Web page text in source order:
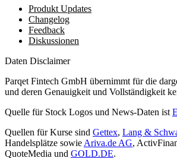
Produkt Updates
Changelog
Feedback
Diskussionen
Daten Disclaimer
Parqet Fintech GmbH übernimmt für die
und deren Genauigkeit und Vollständigkeit
Quelle für Stock Logos und News-Daten ist
Quellen für Kurse sind Gettex, Lang &
Handelsplätze sowie Ariva.de AG,
QuoteMedia und GOLD.DE.